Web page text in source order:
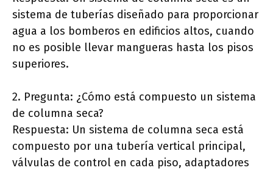
sistema de tuberías diseñado para proporcionar
agua a los bomberos en edificios altos, cuando
no es posible llevar mangueras hasta los pisos
superiores.
2. Pregunta: ¿Cómo está compuesto un sistema
de columna seca?
Respuesta: Un sistema de columna seca está
compuesto por una tubería vertical principal,
válvulas de control en cada piso, adaptadores